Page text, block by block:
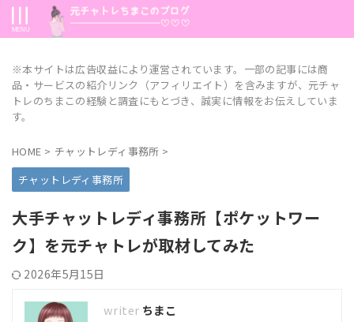
※本サイトは広告収益により運営されています。一部の記事には商
品・サービスの紹介リンク（アフィリエイト）を含みますが、元チャ
トレのちまこの経験と調査にもとづき、誠実に情報をお伝えしていま
す。
HOME > チャットレディ事務所 >
チャットレディ事務所
大手チャットレディ事務所【ポケットワー
ク】を元チャトレが取材してみた
2026年5月15日
ちまこ